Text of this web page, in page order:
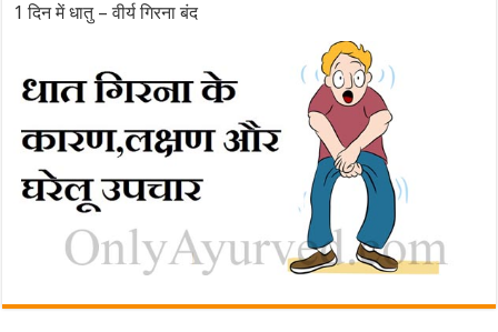
1 दिन में धातु – वीर्य गिरना बंद